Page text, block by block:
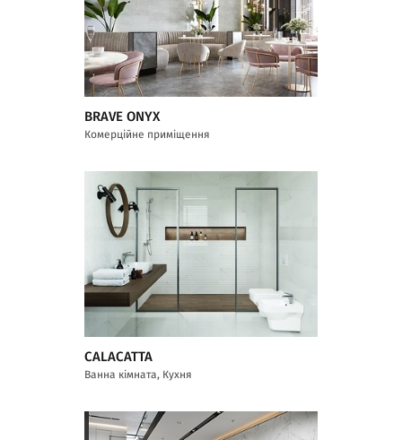
BRAVE ONYX
Комерційне приміщення
CALACATTA
Ванна кімната, Кухня